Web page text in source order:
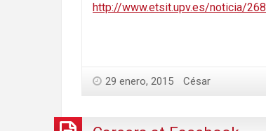
http://www.etsit.upv.es/noticia/
29 enero, 2015 César